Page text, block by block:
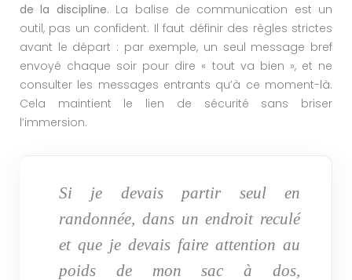
de la discipline. La balise de communication est un
outil, pas un confident. Il faut définir des règles strictes
avant le départ : par exemple, un seul message bref
envoyé chaque soir pour dire « tout va bien », et ne
consulter les messages entrants qu’à ce moment-là.
Cela maintient le lien de sécurité sans briser
l’immersion.
Si je devais partir seul en
randonnée, dans un endroit reculé
et que je devais faire attention au
poids de mon sac à dos,